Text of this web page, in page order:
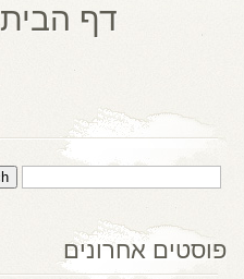
דף הבית
פוסטים אחרונים